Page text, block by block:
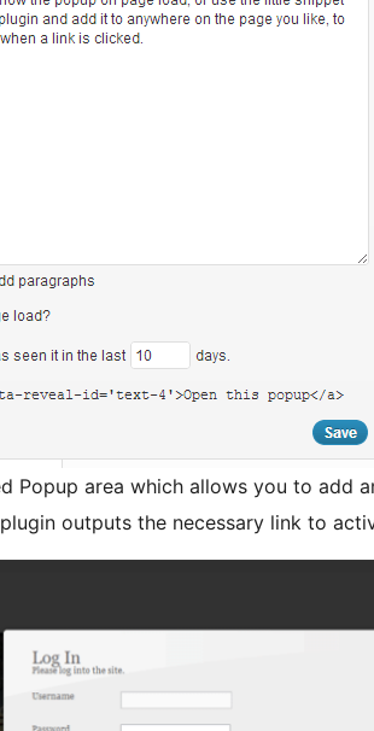
Popup area which allows you to add
outputs the necessary link to